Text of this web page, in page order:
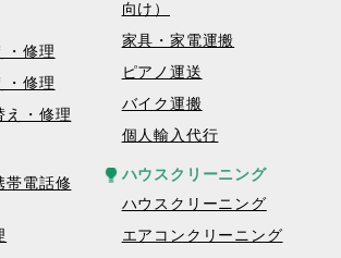
・修理
・修理
え・修理
帯電話修
向け）
家具・家電運搬
ピアノ運送
バイク運搬
個人輸入代行
ハウスクリーニング
ハウスクリーニング
エアコンクリーニング